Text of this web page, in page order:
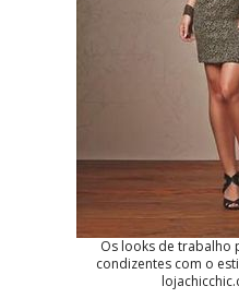
Os looks de trabalho
condizentes com o